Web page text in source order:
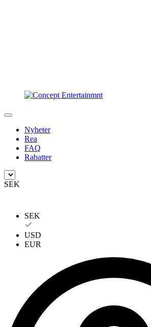
Nyheter
Rea
FAQ
Rabatter
SEK
SEK
USD
EUR